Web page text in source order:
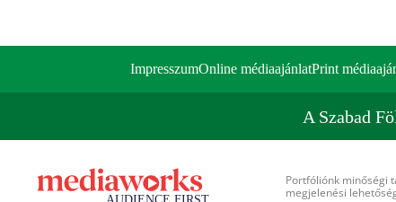
ImpresszumOnline médiaajánlatPrint
A Szabad
Portfóliónk minőségi
megjelenési